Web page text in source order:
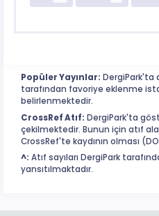
Popüler Yayınlar: DergiPark'ta
tarafından favoriye eklenme
belirlenmektedir.
CrossRef Atıf: DergiPark'ta
çekilmektedir. Bunun için atıf
CrossRef'te kaydının olması
^: Atıf sayıları DergiPark
yansıtılmaktadır.